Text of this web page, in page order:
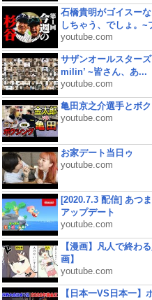
石橋貴明がゴイスー
しちゃう、でしょ。~
youtube.com
サザンオールスター
milin’ ~皆さん、あ...
youtube.com
亀田京之介選手とボ
youtube.com
お家デート当日ゥ
youtube.com
[2020.7.3 配信] あつ
アップデート
youtube.com
【漫画】凡人で終わ
画】
youtube.com
【日本一VS日本一】